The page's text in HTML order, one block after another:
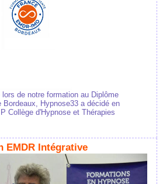
de notre formation au Diplôme
Bordeaux, Hypnose33 a décidé en
Collège d'Hypnose et Thérapies
EMDR Intégrative